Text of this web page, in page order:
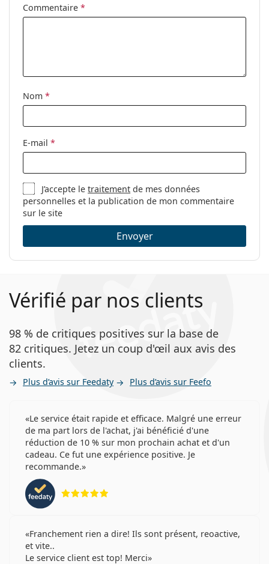
Commentaire *
Nom *
E-mail *
J’accepte letraitement de mes données
personnelles et la publication de mon commentaire
sur le site
Envoyer
Vérifié par nos clients
98 % de critiques positives sur la base de
82 critiques. Jetez un coup d'œil aux avis des
clients.
Plus d’avis sur Feedaty Plus d’avis sur Feefo
Le service était rapide et efficace. Malgré une erreur
de ma part lors de l'achat, j'ai bénéficié d'une
réduction de 10 % sur mon prochain achat et d'un
cadeau. Ce fut une expérience positive. Je
recommande.
Franchement rien a dire! Ils sont présent, reoactive,
et vite..
Le service client est top! Merci